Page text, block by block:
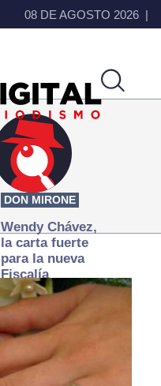
08 DE AGOSTO 2026
DON MIRONE
Wendy Chávez,
la carta fuerte
para la nueva
Fiscalía
autónoma